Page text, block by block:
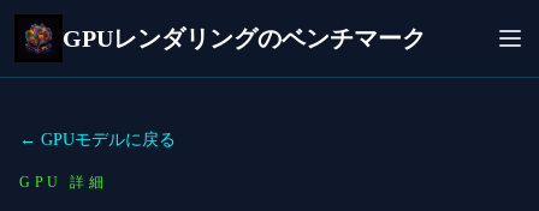
GPUレンダリングのベンチマーク
← GPUモデルに戻る
GPU 詳細